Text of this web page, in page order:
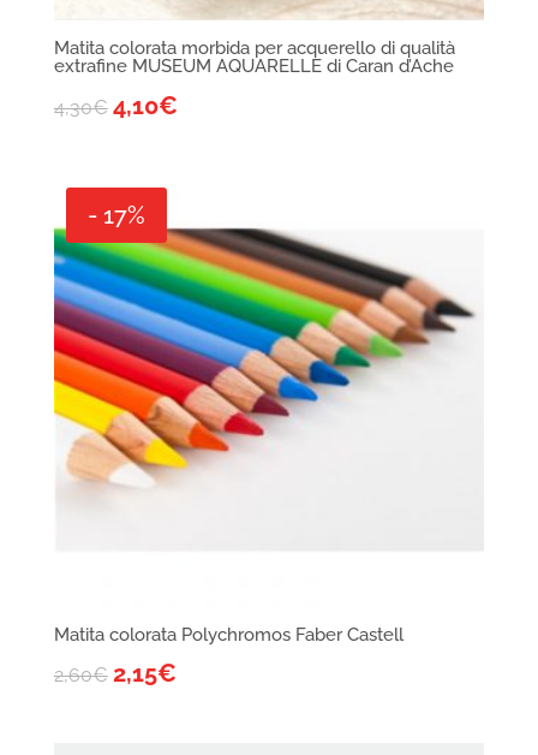
Matita colorata morbida per acquerello di qualità
extrafine MUSEUM AQUARELLE di Caran d’Ache
4,30€ 4,10€
- 17%
Matita colorata Polychromos Faber Castell
2,60€ 2,15€